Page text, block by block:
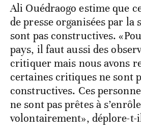
Ali Ouédraogo estime que
de presse organisées par la
sont pas constructives.
pays, il faut aussi des
critiquer mais nous avons
certaines critiques ne sont
constructives. Ces
ne sont pas prêtes à
volontairement», déplore-t-